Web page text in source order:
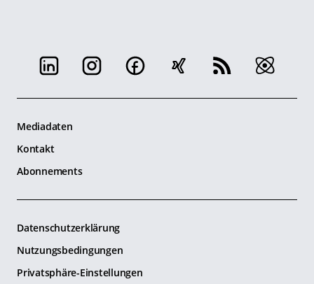
Mediadaten
Kontakt
Abonnements
Datenschutzerklärung
Nutzungsbedingungen
Privatsphäre-Einstellungen